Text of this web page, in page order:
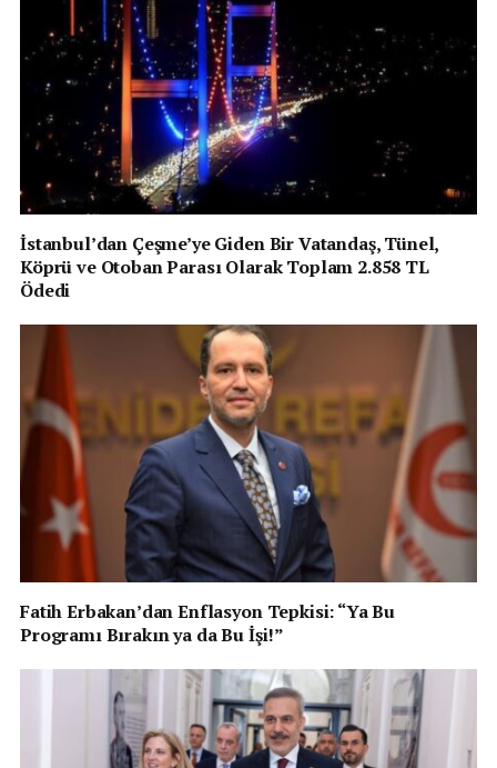
İstanbul’dan Çeşme’ye Giden Bir Vatandaş, Tünel,
Köprü ve Otoban Parası Olarak Toplam 2.858 TL
Ödedi
Fatih Erbakan’dan Enflasyon Tepkisi: “Ya Bu
Programı Bırakın ya da Bu İşi!”